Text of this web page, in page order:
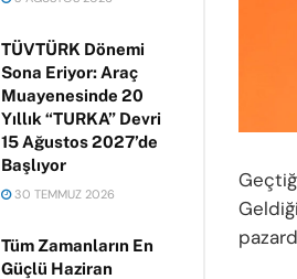
TÜVTÜRK Dönemi
Sona Eriyor: Araç
Muayenesinde 20
Yıllık “TURKA” Devri
15 Ağustos 2027’de
Başlıyor
30 TEMMUZ 2026
Tüm Zamanların En
Güçlü Haziran